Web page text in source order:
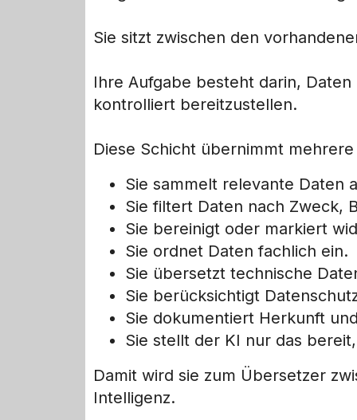
Sie sitzt zwischen den
Ihre Aufgabe besteht darin,
kontrolliert bereitzustellen.
Diese Schicht übernimmt
Sie sammelt relevante Daten
Sie filtert Daten nach Zweck,
Sie bereinigt oder markiert
Sie ordnet Daten fachlich ein.
Sie übersetzt technische
Sie berücksichtigt
Sie dokumentiert Herkunft
Sie stellt der KI nur das
Damit wird sie zum Übersetzer
Intelligenz.